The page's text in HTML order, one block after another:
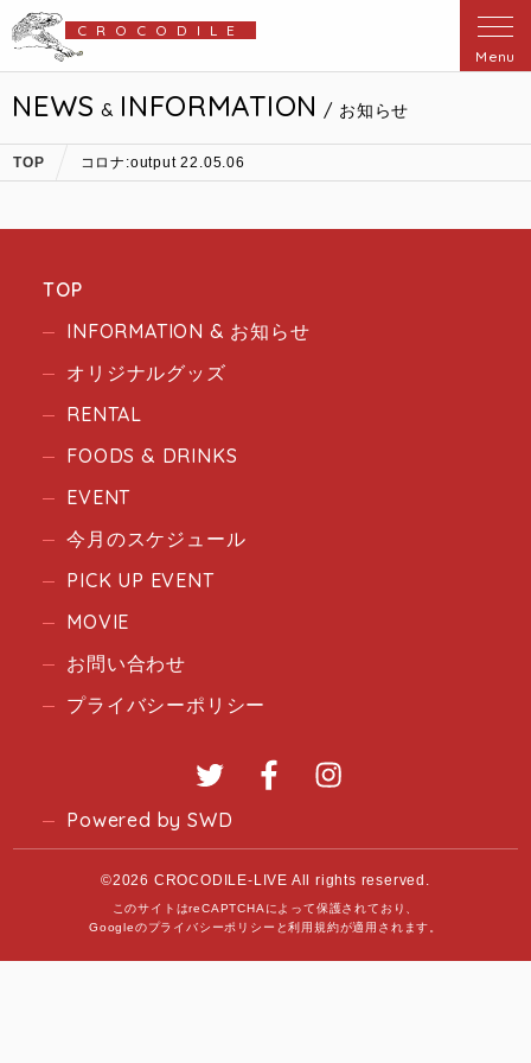
CROCODILE
Menu
NEWS & INFORMATION / お知らせ
TOP コロナ:output 22.05.06
TOP
INFORMATION & お知らせ
オリジナルグッズ
RENTAL
FOODS & DRINKS
EVENT
今月のスケジュール
PICK UP EVENT
MOVIE
お問い合わせ
プライバシーポリシー
Twitter Facebook
Powered by SWD
©2026 CROCODILE-LIVE All rights reserved.
このサイトはreCAPTCHAによって保護されており、
Googleのプライバシーポリシー と利用規約が適用されます。